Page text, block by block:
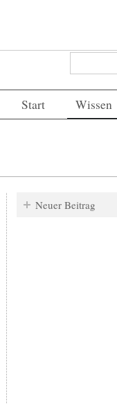
Start Wissen
Neuer Beitrag